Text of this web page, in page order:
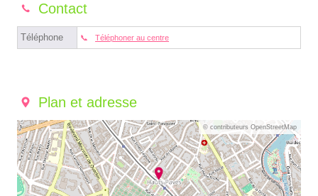
Contact
Téléphone Téléphoner au centre
Plan et adresse
© contributeurs OpenStreetMap